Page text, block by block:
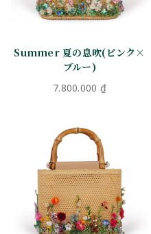
Summer 夏の息吹(ピンク×
ブルー)
7.800.000 ₫